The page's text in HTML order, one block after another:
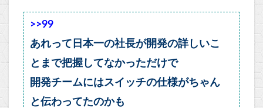
>>99
あれって日本一の社長が開発の詳しいこ
とまで把握してなかっただけで
開発チームにはスイッチの仕様がちゃん
と伝わってたのかも